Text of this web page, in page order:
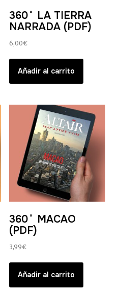
360˚ LA TIERRA
NARRADA (PDF)
6,00€
Añadir al carrito
360˚ MACAO
(PDF)
3,99€
Añadir al carrito